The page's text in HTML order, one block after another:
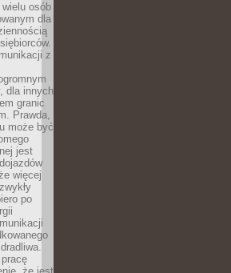
wielu osób
dla
z
dla innych
granic
Prawda,
może być
jest
więcej
po